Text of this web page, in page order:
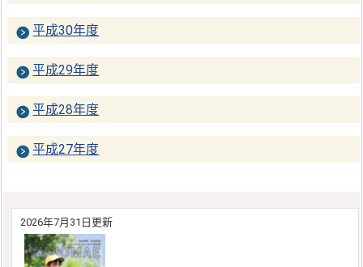
平成30年度
平成29年度
平成28年度
平成27年度
2026年7月31日更新